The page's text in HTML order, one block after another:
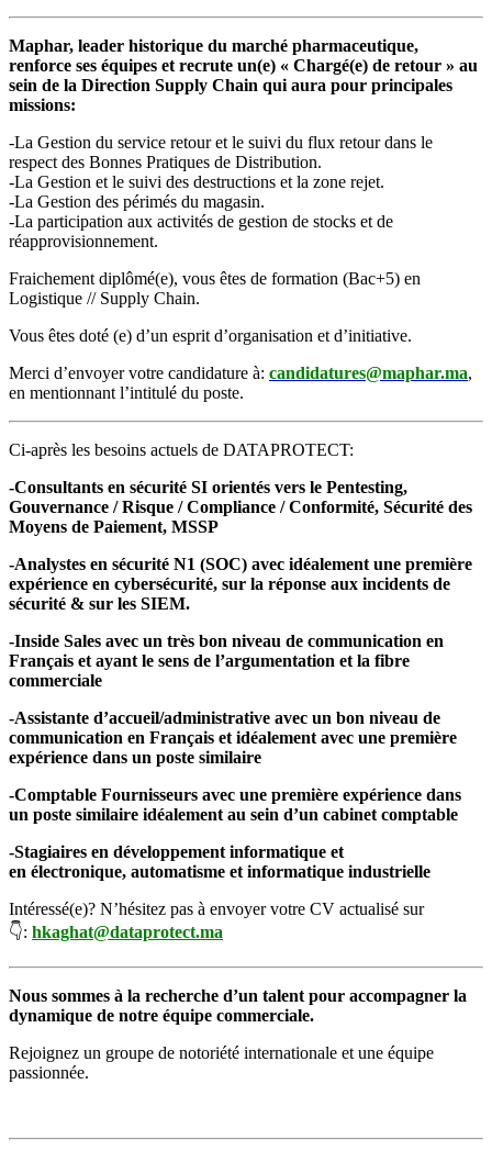
Maphar, leader historique du marché pharmaceutique,
renforce ses équipes et recrute un(e) « Chargé(e) de retour » au
sein de la Direction Supply Chain qui aura pour principales
missions:
-La Gestion du service retour et le suivi du flux retour dans le
respect des Bonnes Pratiques de Distribution.
-La Gestion et le suivi des destructions et la zone rejet.
-La Gestion des périmés du magasin.
-La participation aux activités de gestion de stocks et de
réapprovisionnement.
Fraichement diplômé(e), vous êtes de formation (Bac+5) en
Logistique // Supply Chain.
Vous êtes doté (e) d’un esprit d’organisation et d’initiative.
Merci d’envoyer votre candidature à: candidatures@maphar.ma,
en mentionnant l’intitulé du poste.
Ci-après les besoins actuels de DATAPROTECT:
-Consultants en sécurité SI orientés vers le Pentesting,
Gouvernance / Risque / Compliance / Conformité, Sécurité des
Moyens de Paiement, MSSP
-Analystes en sécurité N1 (SOC) avec idéalement une première
expérience en cybersécurité, sur la réponse aux incidents de
sécurité & sur les SIEM.
-Inside Sales avec un très bon niveau de communication en
Français et ayant le sens de l’argumentation et la fibre
commerciale
-Assistante d’accueil/administrative avec un bon niveau de
communication en Français et idéalement avec une première
expérience dans un poste similaire
-Comptable Fournisseurs avec une première expérience dans
un poste similaire idéalement au sein d’un cabinet comptable
-Stagiaires en développement informatique et
en électronique, automatisme et informatique industrielle
Intéressé(e)? N’hésitez pas à envoyer votre CV actualisé sur
👇: hkaghat@dataprotect.ma
Nous sommes à la recherche d’un talent pour accompagner la
dynamique de notre équipe commerciale.
Rejoignez un groupe de notoriété internationale et une équipe
passionnée.